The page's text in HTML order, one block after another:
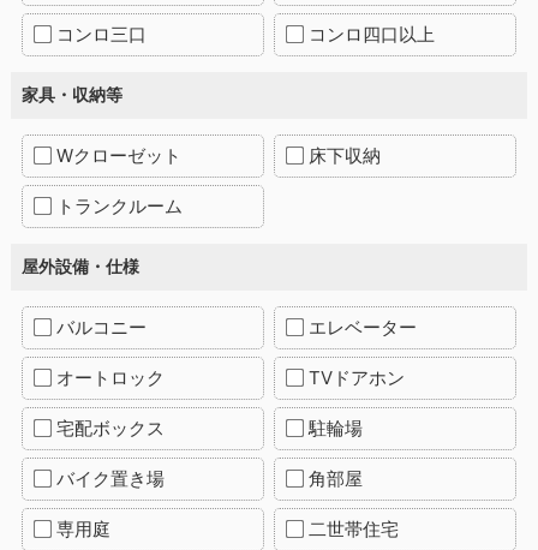
コンロ三口 コンロ四口以上
家具・収納等
Wクローゼット 床下収納
トランクルーム
屋外設備・仕様
バルコニー エレベーター
オートロック TVドアホン
宅配ボックス 駐輪場
バイク置き場 角部屋
専用庭 二世帯住宅